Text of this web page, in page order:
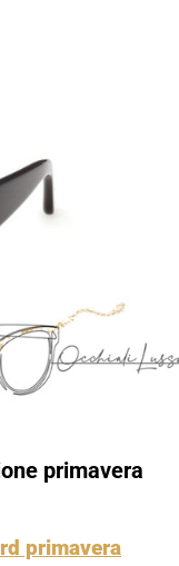
primavera
primavera